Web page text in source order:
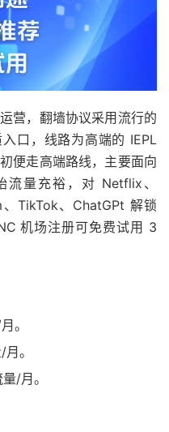
营，翻墙协议采用流行的
口，线路为高端的 IEPL
便走高端路线，主要面向
量充裕，对 Netflix、
TikTok、ChatGPt 解锁
机场注册可免费试用 3
。
。
/月。